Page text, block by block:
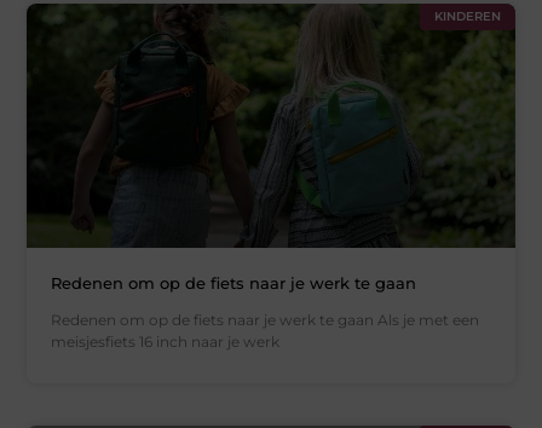
KINDEREN
Redenen om op de fiets naar je werk te gaan
Redenen om op de fiets naar je werk te gaan Als je met een
meisjesfiets 16 inch naar je werk